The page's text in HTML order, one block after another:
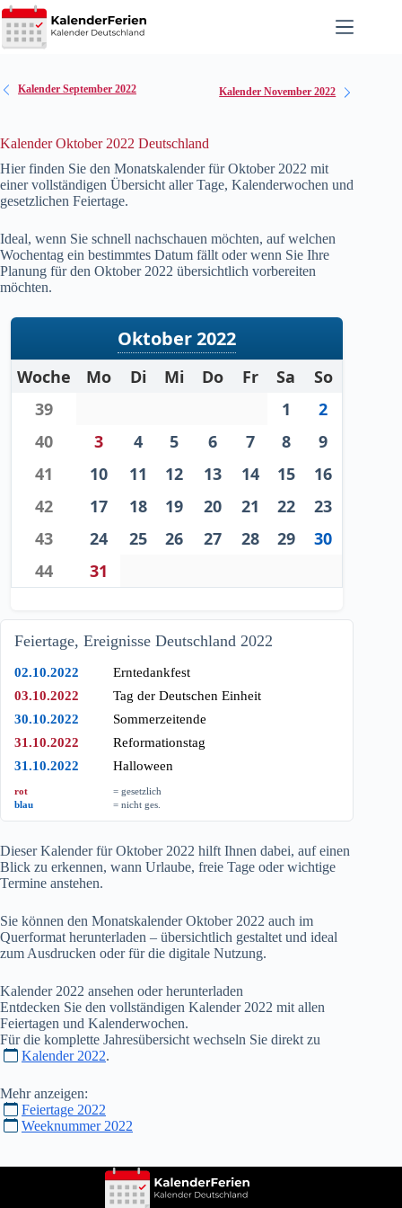
Zum
Inhalt
springen
Kalender September 2022 Kalender November 2022
Kalender Oktober 2022 Deutschland
Hier finden Sie den Monatskalender für Oktober 2022 mit
einer vollständigen Übersicht aller Tage, Kalenderwochen und
gesetzlichen Feiertage.
Ideal, wenn Sie schnell nachschauen möchten, auf welchen
Wochentag ein bestimmtes Datum fällt oder wenn Sie Ihre
Planung für den Oktober 2022 übersichtlich vorbereiten
möchten.
Oktober 2022
Woche Mo Di Mi Do Fr Sa
So
39
1
2
40
3 4 5 6 7 8
9
41
10 11 12 13 14 15
16
42
17 18 19 20 21 22
23
43
24 25 26 27 28 29
30
44
31
Feiertage, Ereignisse Deutschland 2022
02.10.2022
Erntedankfest
03.10.2022
Tag der Deutschen Einheit
30.10.2022
Sommerzeitende
31.10.2022
Reformationstag
31.10.2022
Halloween
rot
= gesetzlich
blau
= nicht ges.
Dieser Kalender für Oktober 2022 hilft Ihnen dabei, auf einen
Blick zu erkennen, wann Urlaube, freie Tage oder wichtige
Termine anstehen.
Sie können den Monatskalender Oktober 2022 auch im
Querformat herunterladen – übersichtlich gestaltet und ideal
zum Ausdrucken oder für die digitale Nutzung.
Kalender 2022 ansehen oder herunterladen
Entdecken Sie den vollständigen Kalender 2022 mit allen
Feiertagen und Kalenderwochen.
Für die komplette Jahresübersicht wechseln Sie direkt zu
Kalender 2022.
Mehr anzeigen:
Feiertage 2022
Weeknummer 2022